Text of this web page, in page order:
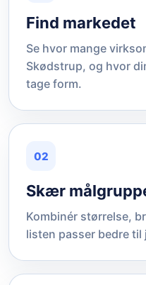
Find markedet
Se hvor mange
Skødstrup, og hvor
tage form.
02
Skær
Kombinér størrelse,
listen passer bedre